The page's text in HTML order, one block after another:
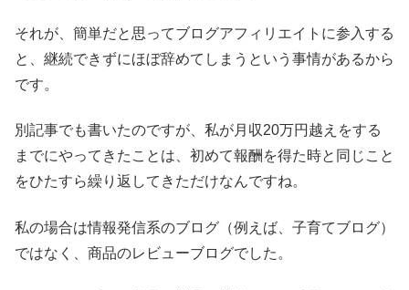
それが、簡単だと思ってブログアフィリエイトに参入する
と、継続できずにほぼ辞めてしまうという事情があるから
です。
別記事でも書いたのですが、私が月収20万円越えをする
までにやってきたことは、初めて報酬を得た時と同じこと
をひたすら繰り返してきただけなんですね。
私の場合は情報発信系のブログ（例えば、子育てブログ）
ではなく、商品のレビューブログでした。